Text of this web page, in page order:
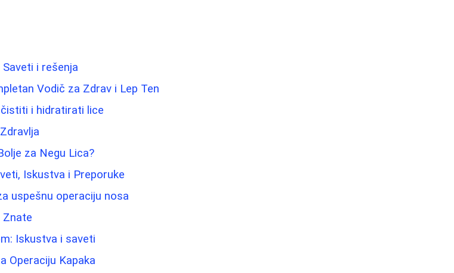
i rešenja
Vodič za Zdrav i Lep Ten
i hidratirati lice
za Negu Lica?
Iskustva i Preporuke
uspešnu operaciju nosa
Znate
Iskustva i saveti
Operaciju Kapaka